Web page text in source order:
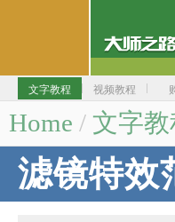
文字教程 视频教程
Home / 文字教
滤镜特效